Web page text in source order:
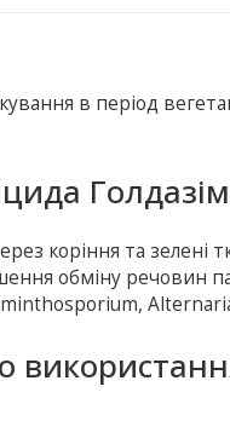
в період
коріння та зелені
обміну речовин